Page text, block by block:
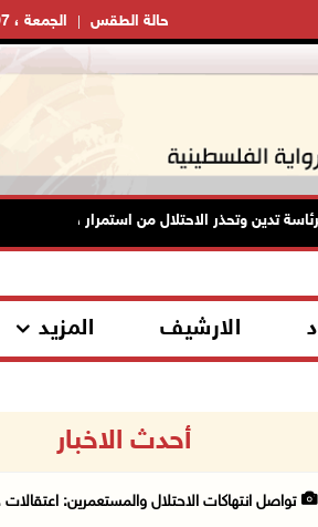
الجمعة ، 07 آب ، 2026 حالة الطقس
تدين وتحذر الاحتلال من استمرار حربه
الارشيف المزيد
أحدث الاخبار
تواصل انتهاكات الاحتلال والمستعمرين: